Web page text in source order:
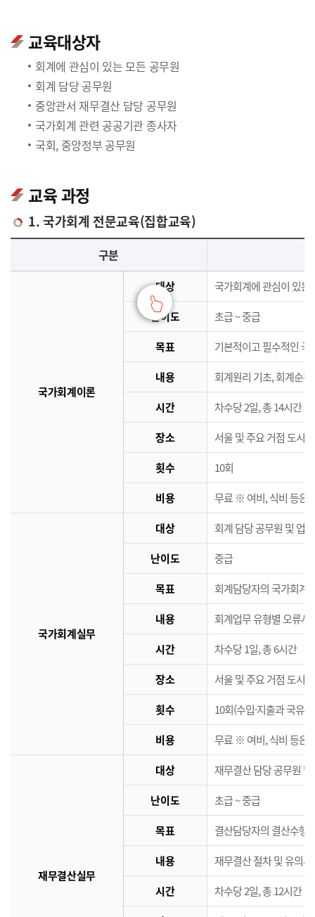
교육대상자
회계에 관심이 있는 모든 공무원
회계 담당 공무원
중앙관서 재무결산 담당 공무원
국가회계 관련 공공기관 종사자
국회, 중앙정부 공무원
교육 과정
1. 국가회계 전문교육(집합교육)
국가회계 전문교육(집합교육)에 대한 안내 표로 국가회계이론, 국가회계실무, 재무결산실무로 구분되며 이에 해당하는 내용으로 구성되어 있습니다.
구분
국가회계이론
대상 국가회계에 관심이 있는
난이도 초급 ~ 중급
목표 기본적이고 필수적인 국
내용 회계원리 기초, 회계순
시간 차수당 2일, 총 14시간
장소 서울 및 주요 거점 도시
횟수 10회
비용 무료 ※ 여비, 식비 등은
국가회계실무
대상 회계 담당 공무원 및 업
난이도 중급
목표 회계담당자의 국가회계
내용 회계업무 유형별 오류사
시간 차수당 1일, 총 6시간
장소 서울 및 주요 거점 도시
횟수 10회(수입·지출과 국유·
비용 무료 ※ 여비, 식비 등은
재무결산실무
대상 재무결산 담당 공무원
난이도 초급 ~ 중급
목표 결산담당자의 결산수행
내용 재무결산 절차 및 유의사
시간 차수당 2일, 총 12시간